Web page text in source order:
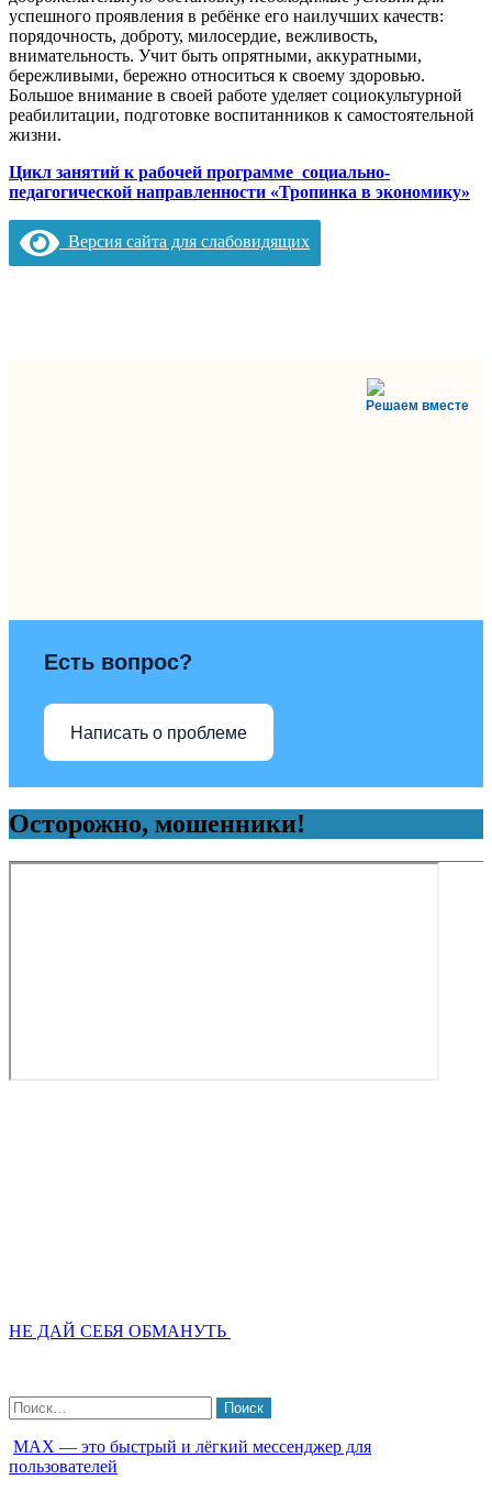
успешного проявления в ребёнке его наилучших качеств:
порядочность, доброту, милосердие, вежливость,
внимательность. Учит быть опрятными, аккуратными,
бережливыми, бережно относиться к своему здоровью.
Большое внимание в своей работе уделяет социокультурной
реабилитации, подготовке воспитанников к самостоятельной
жизни.
Цикл занятий к рабочей программе социально-
педагогической направленности «Тропинка в экономику»
Версия сайта для слабовидящих
Решаем вместе
Есть вопрос?
Написать о проблеме
Осторожно, мошенники!
НЕ ДАЙ СЕБЯ ОБМАНУТЬ
Найти:
МАХ — это быстрый и лёгкий мессенджер для
пользователей